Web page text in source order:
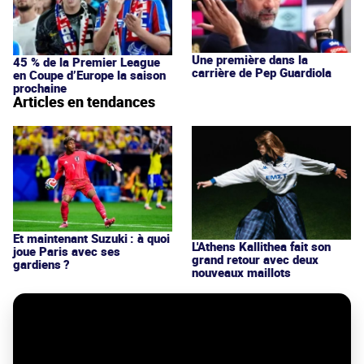
45 % de la Premier League
en Coupe d’Europe la saison
prochaine
Une première dans la
carrière de Pep Guardiola
Articles en tendances
Et maintenant Suzuki : à quoi
joue Paris avec ses
gardiens ?
L'Athens Kallithea fait son
grand retour avec deux
nouveaux maillots